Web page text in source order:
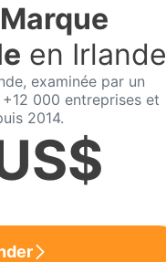
en Irlande
examinée par un
000 entreprises et
2014.